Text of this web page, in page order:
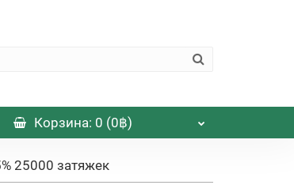
Корзина: 0 (0฿)
25000 затяжек